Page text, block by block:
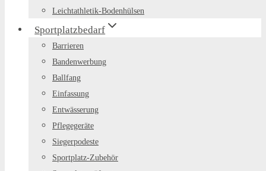
Leichtathletik-Bodenhülsen
Sportplatzbedarf
Barrieren
Bandenwerbung
Ballfang
Einfassung
Entwässerung
Pflegegeräte
Siegerpodeste
Sportplatz-Zubehör